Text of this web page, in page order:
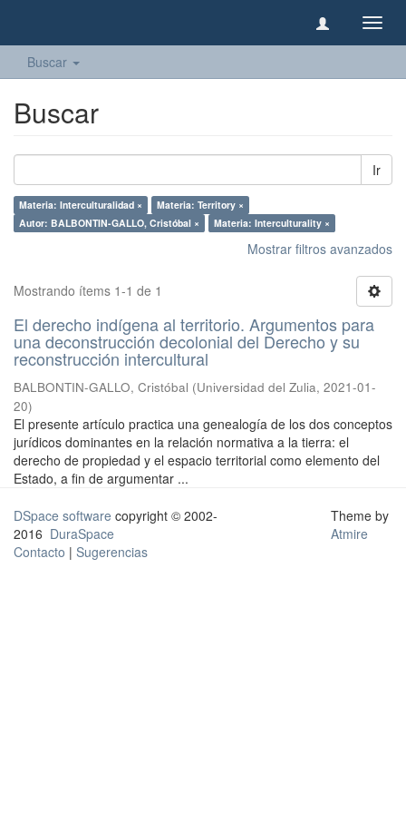
Buscar
Buscar
Ir
Materia: Interculturalidad ×
Materia: Territory ×
Autor: BALBONTIN-GALLO, Cristóbal ×
Materia: Interculturality ×
Mostrar filtros avanzados
Mostrando ítems 1-1 de 1
El derecho indígena al territorio. Argumentos para
una deconstrucción decolonial del Derecho y su
reconstrucción intercultural
BALBONTIN-GALLO, Cristóbal (Universidad del Zulia, 2021-01-
20)
El presente artículo practica una genealogía de los dos conceptos
jurídicos dominantes en la relación normativa a la tierra: el
derecho de propiedad y el espacio territorial como elemento del
Estado, a fin de argumentar ...
DSpace software copyright © 2002-
2016 DuraSpace
Contacto | Sugerencias
Theme by
Atmire